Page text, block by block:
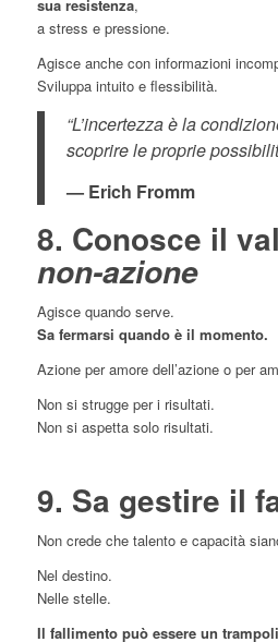
sua resistenza,
a stress e pressione.
Agisce anche con informazioni
Sviluppa intuito e flessibilità.
“L’incertezza è la
scoprire le proprie
— Erich Fromm
8. Conosce il
non-azione
Agisce quando serve.
Sa fermarsi quando è il momento.
Azione per amore dell’azione o per
Non si strugge per i risultati.
Non si aspetta solo risultati.
9. Sa gestire il
Non crede che talento e capacità
Nel destino.
Nelle stelle.
Il fallimento può essere un